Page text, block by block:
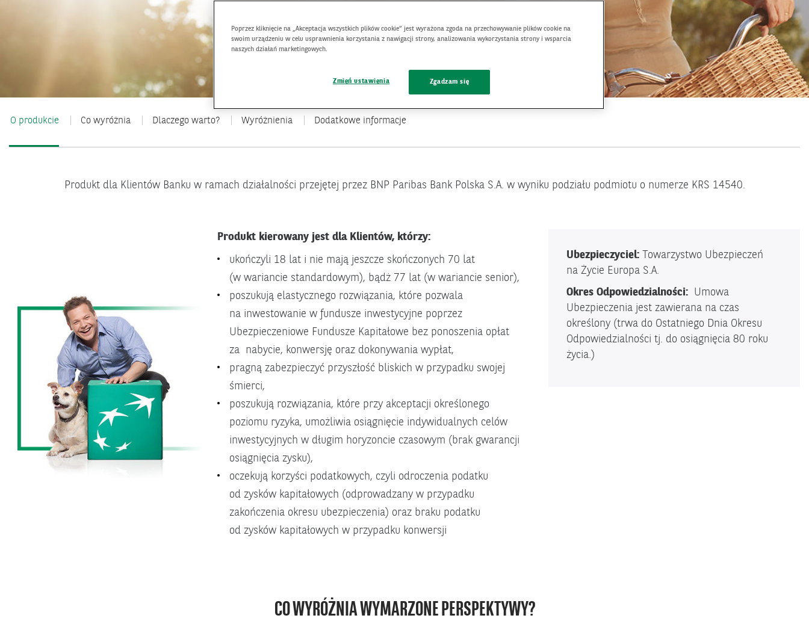
O produkcie Co wyróżnia Dlaczego warto? Wyróżnienia Dodatkowe informacje
Produkt dla Klientów Banku w ramach działalności przejętej przez BNP Paribas Bank Polska S.A. w wyniku podziału podmiotu o numerze KRS 14540.
Produkt kierowany jest dla Klientów, którzy:
ukończyli 18 lat i nie mają jeszcze skończonych 70 lat
(w wariancie standardowym), bądż 77 lat (w wariancie senior),
poszukują elastycznego rozwiązania, które pozwala
na inwestowanie w fundusze inwestycyjne poprzez
Ubezpieczeniowe Fundusze Kapitałowe bez ponoszenia opłat
za nabycie, konwersję oraz dokonywania wypłat,
pragną zabezpieczyć przyszłość bliskich w przypadku swojej
śmierci,
poszukują rozwiązania, które przy akceptacji określonego
poziomu ryzyka, umożliwia osiągnięcie indywidualnych celów
inwestycyjnych w długim horyzoncie czasowym (brak gwarancji
osiągnięcia zysku),
oczekują korzyści podatkowych, czyli odroczenia podatku
od zysków kapitałowych (odprowadzany w przypadku
zakończenia okresu ubezpieczenia) oraz braku podatku
od zysków kapitałowych w przypadku konwersji
Ubezpieczyciel: Towarzystwo Ubezpieczeń
na Życie Europa S.A.
Okres Odpowiedzialności:
Umowa
Ubezpieczenia jest zawierana na czas
określony (trwa do Ostatniego Dnia Okresu
Odpowiedzialności tj. do osiągnięcia 80 roku
życia.)
CO WYRÓŻNIA WYMARZONE PERSPEKTYWY?
Poprzez kliknięcie na „Akceptacja wszystkich plików cookie” jest wyrażona zgoda na przechowywanie plików cookie na
swoim urządzeniu w celu usprawnienia korzystania z nawigacji strony, analizowania wykorzystania strony i wsparcia
naszych działań marketingowych.
Zmień ustawienia Zgadzam się